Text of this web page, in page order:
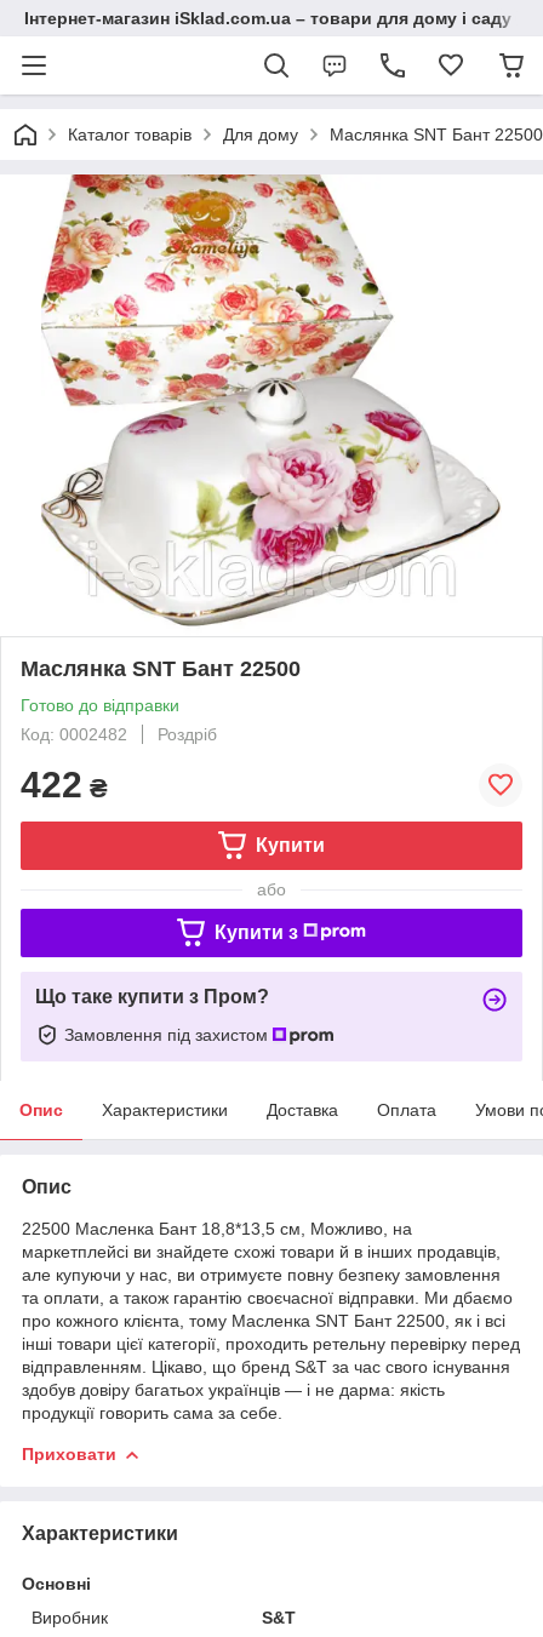
Інтернет-магазин iSklad.com.ua – товари для дому і саду
Каталог товарів Для дому Маслянка SNT Бант 22500
Маслянка SNT Бант 22500
Готово до відправки
Код: 0002482
Роздріб
422 ₴
Купити
або
Купити з
Що таке купити з Пром?
Замовлення під захистом
Опис Характеристики Доставка Оплата Умови
Опис
22500 Масленка Бант 18,8*13,5 см, Можливо, на
маркетплейсі ви знайдете схожі товари й в інших продавців,
але купуючи у нас, ви отримуєте повну безпеку замовлення
та оплати, а також гарантію своєчасної відправки. Ми дбаємо
про кожного клієнта, тому Масленка SNT Бант 22500, як і всі
інші товари цієї категорії, проходить ретельну перевірку перед
відправленням. Цікаво, що бренд S&T за час свого існування
здобув довіру багатьох українців — і не дарма: якість
продукції говорить сама за себе.
Приховати
Характеристики
Основні
Виробник
S&T